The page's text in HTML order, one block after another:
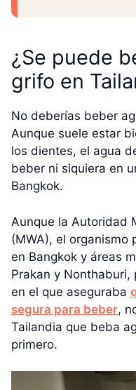
¿Se puede
grifo en
No deberías beber
Aunque suele estar
los dientes, el agua
beber ni siquiera en
Bangkok.
Aunque la Autoridad
(MWA), el organismo
en Bangkok y áreas
Prakan y
en el que aseguraba
segura para beber,
Tailandia que beba
primero.